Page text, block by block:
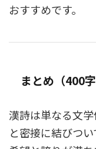
おすすめです。
まとめ（400字
漢詩は単なる文
と密接に結びつ